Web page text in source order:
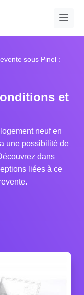
sous Pinel :
et
neuf en
une possibilité de
dans
liées à ce